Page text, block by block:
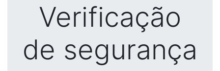
Verificação
de segurança